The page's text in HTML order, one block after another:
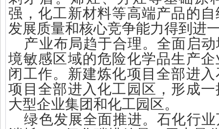
强，化工新材料等高端产品的
发展质量和核心竞争能力得到进
产业布局趋于合理。全面启
境敏感区域的危险化学品生产
闭工作。新建炼化项目全部进
项目全部进入化工园区，形成
大型企业集团和化工园区。
绿色发展全面推进。石化行